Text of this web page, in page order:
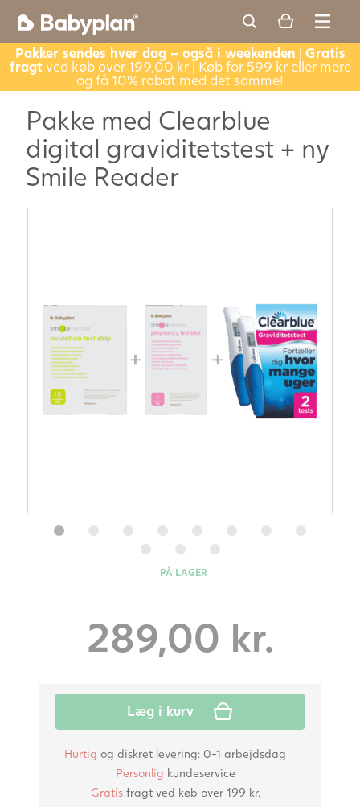
Pakker sendes hver dag – også i weekenden | Gratis
fragtved køb over 199,00 kr | Køb for 599 kr eller mere
og få 10% rabat med det samme!
Pakke med Clearblue
digital graviditetstest + ny
Smile Reader
PÅ LAGER
289,00 kr.
Læg i kurv
Hurtig og diskret levering: 0-1 arbejdsdag
Personlig kundeservice
Gratisfragt ved køb over 199 kr.